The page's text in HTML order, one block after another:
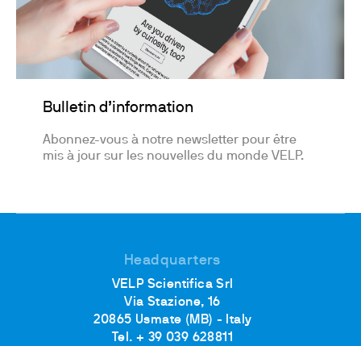
Bulletin d’information
Abonnez-vous à notre newsletter pour être
mis à jour sur les nouvelles du monde VELP.
Headquarters
VELP Scientifica Srl
Via Stazione, 16
20865 Usmate (MB) - Italy
Tel. + 39 039 628811